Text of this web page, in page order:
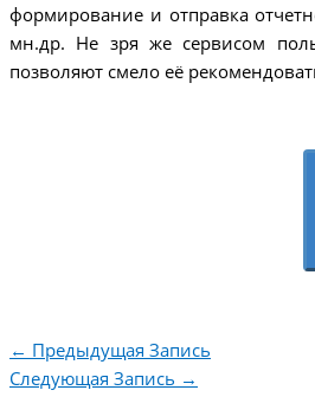
формирование и отправка
мн.др. Не зря же сервисом
позволяют смело её
← Предыдущая Запись
Следующая Запись →